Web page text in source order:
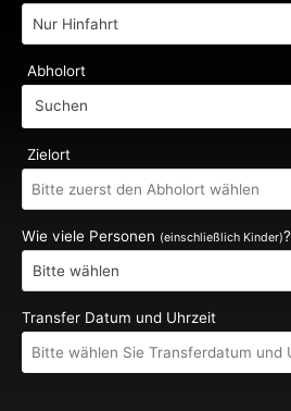
Abholort
Suchen
Zielort
Wie viele Personen (einschließlich Kinder)?
Transfer Datum und Uhrzeit